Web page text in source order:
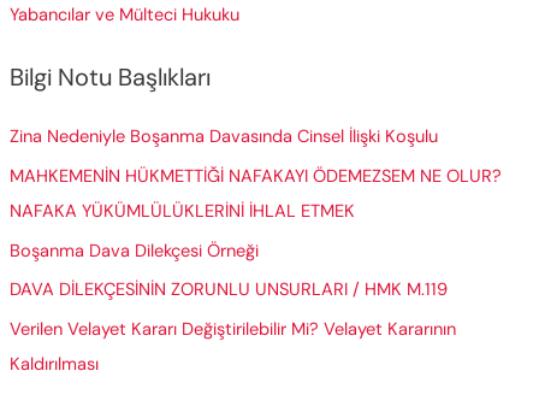
Yabancılar ve Mülteci Hukuku
Bilgi Notu Başlıkları
Zina Nedeniyle Boşanma Davasında Cinsel İlişki Koşulu
MAHKEMENİN HÜKMETTİĞİ NAFAKAYI ÖDEMEZSEM NE OLUR?
NAFAKA YÜKÜMLÜLÜKLERİNİ İHLAL ETMEK
Boşanma Dava Dilekçesi Örneği
DAVA DİLEKÇESİNİN ZORUNLU UNSURLARI / HMK M.119
Verilen Velayet Kararı Değiştirilebilir Mi? Velayet Kararının
Kaldırılması